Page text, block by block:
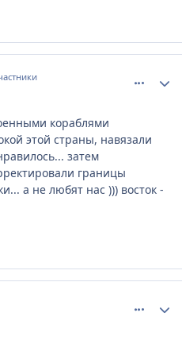
кораблями
этой страны, навязали
затем
границы
а не любят нас ))) восток -